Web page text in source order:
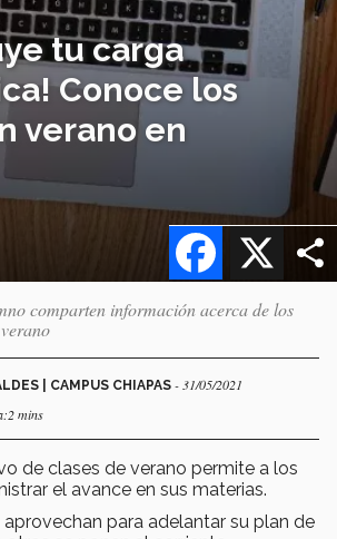
tu carga
Conoce los
verano en
X
Facebook
comparten información acerca de los
| CAMPUS CHIAPAS - 31/05/2021
mins
de clases de verano permite a los
el avance en sus materias.
para adelantar su plan de